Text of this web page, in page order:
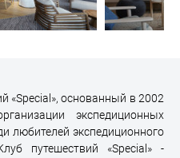
«Special», основанный в 2002
экспедиционных
любителей экспедиционного
путешествий «Special» -